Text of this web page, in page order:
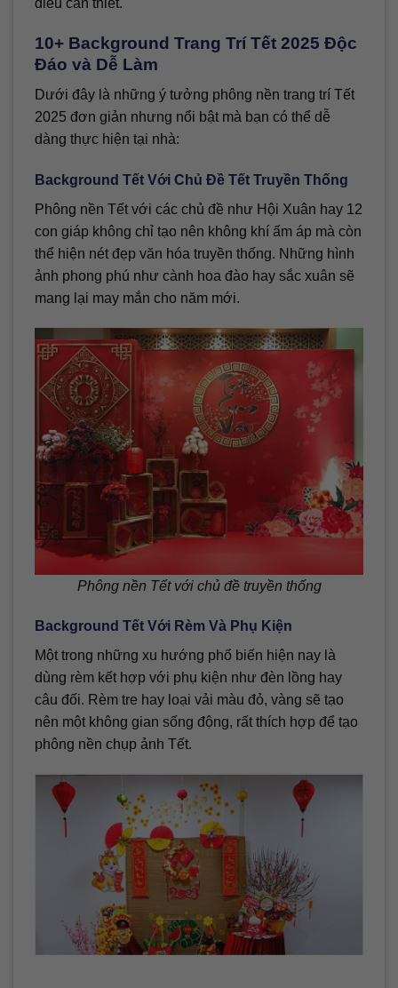
điều cần thiết.
10+ Background Trang Trí Tết 2025 Độc
Đáo và Dễ Làm
Dưới đây là những ý tưởng phông nền trang trí Tết
2025 đơn giản nhưng nổi bật mà bạn có thể dễ
dàng thực hiện tại nhà:
Background Tết Với Chủ Đề Tết Truyền Thống
Phông nền Tết với các chủ đề như Hội Xuân hay 12
con giáp không chỉ tạo nên không khí ấm áp mà còn
thể hiện nét đẹp văn hóa truyền thống. Những hình
ảnh phong phú như cành hoa đào hay sắc xuân sẽ
mang lại may mắn cho năm mới.
Phông nền Tết với chủ đề truyền thống
Background Tết Với Rèm Và Phụ Kiện
Một trong những xu hướng phổ biến hiện nay là
dùng rèm kết hợp với phụ kiện như đèn lồng hay
câu đối. Rèm tre hay loại vải màu đỏ, vàng sẽ tạo
nên một không gian sống động, rất thích hợp để tạo
phông nền chụp ảnh Tết.